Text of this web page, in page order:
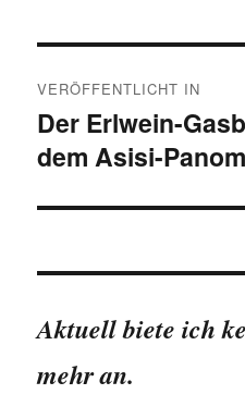
VERÖFFENTLICHT IN
Der Erlwein-
dem Asisi-
Aktuell biete ich
mehr an.